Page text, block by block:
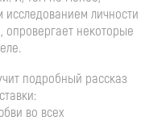
исследованием личности
опровергает некоторые
подробный рассказ
во всех